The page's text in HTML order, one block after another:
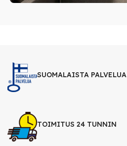
SUOMALAISTA PALVELUA
TOIMITUS 24 TUNNIN